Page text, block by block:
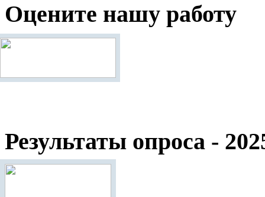
Оцените нашу работу
Результаты опроса -